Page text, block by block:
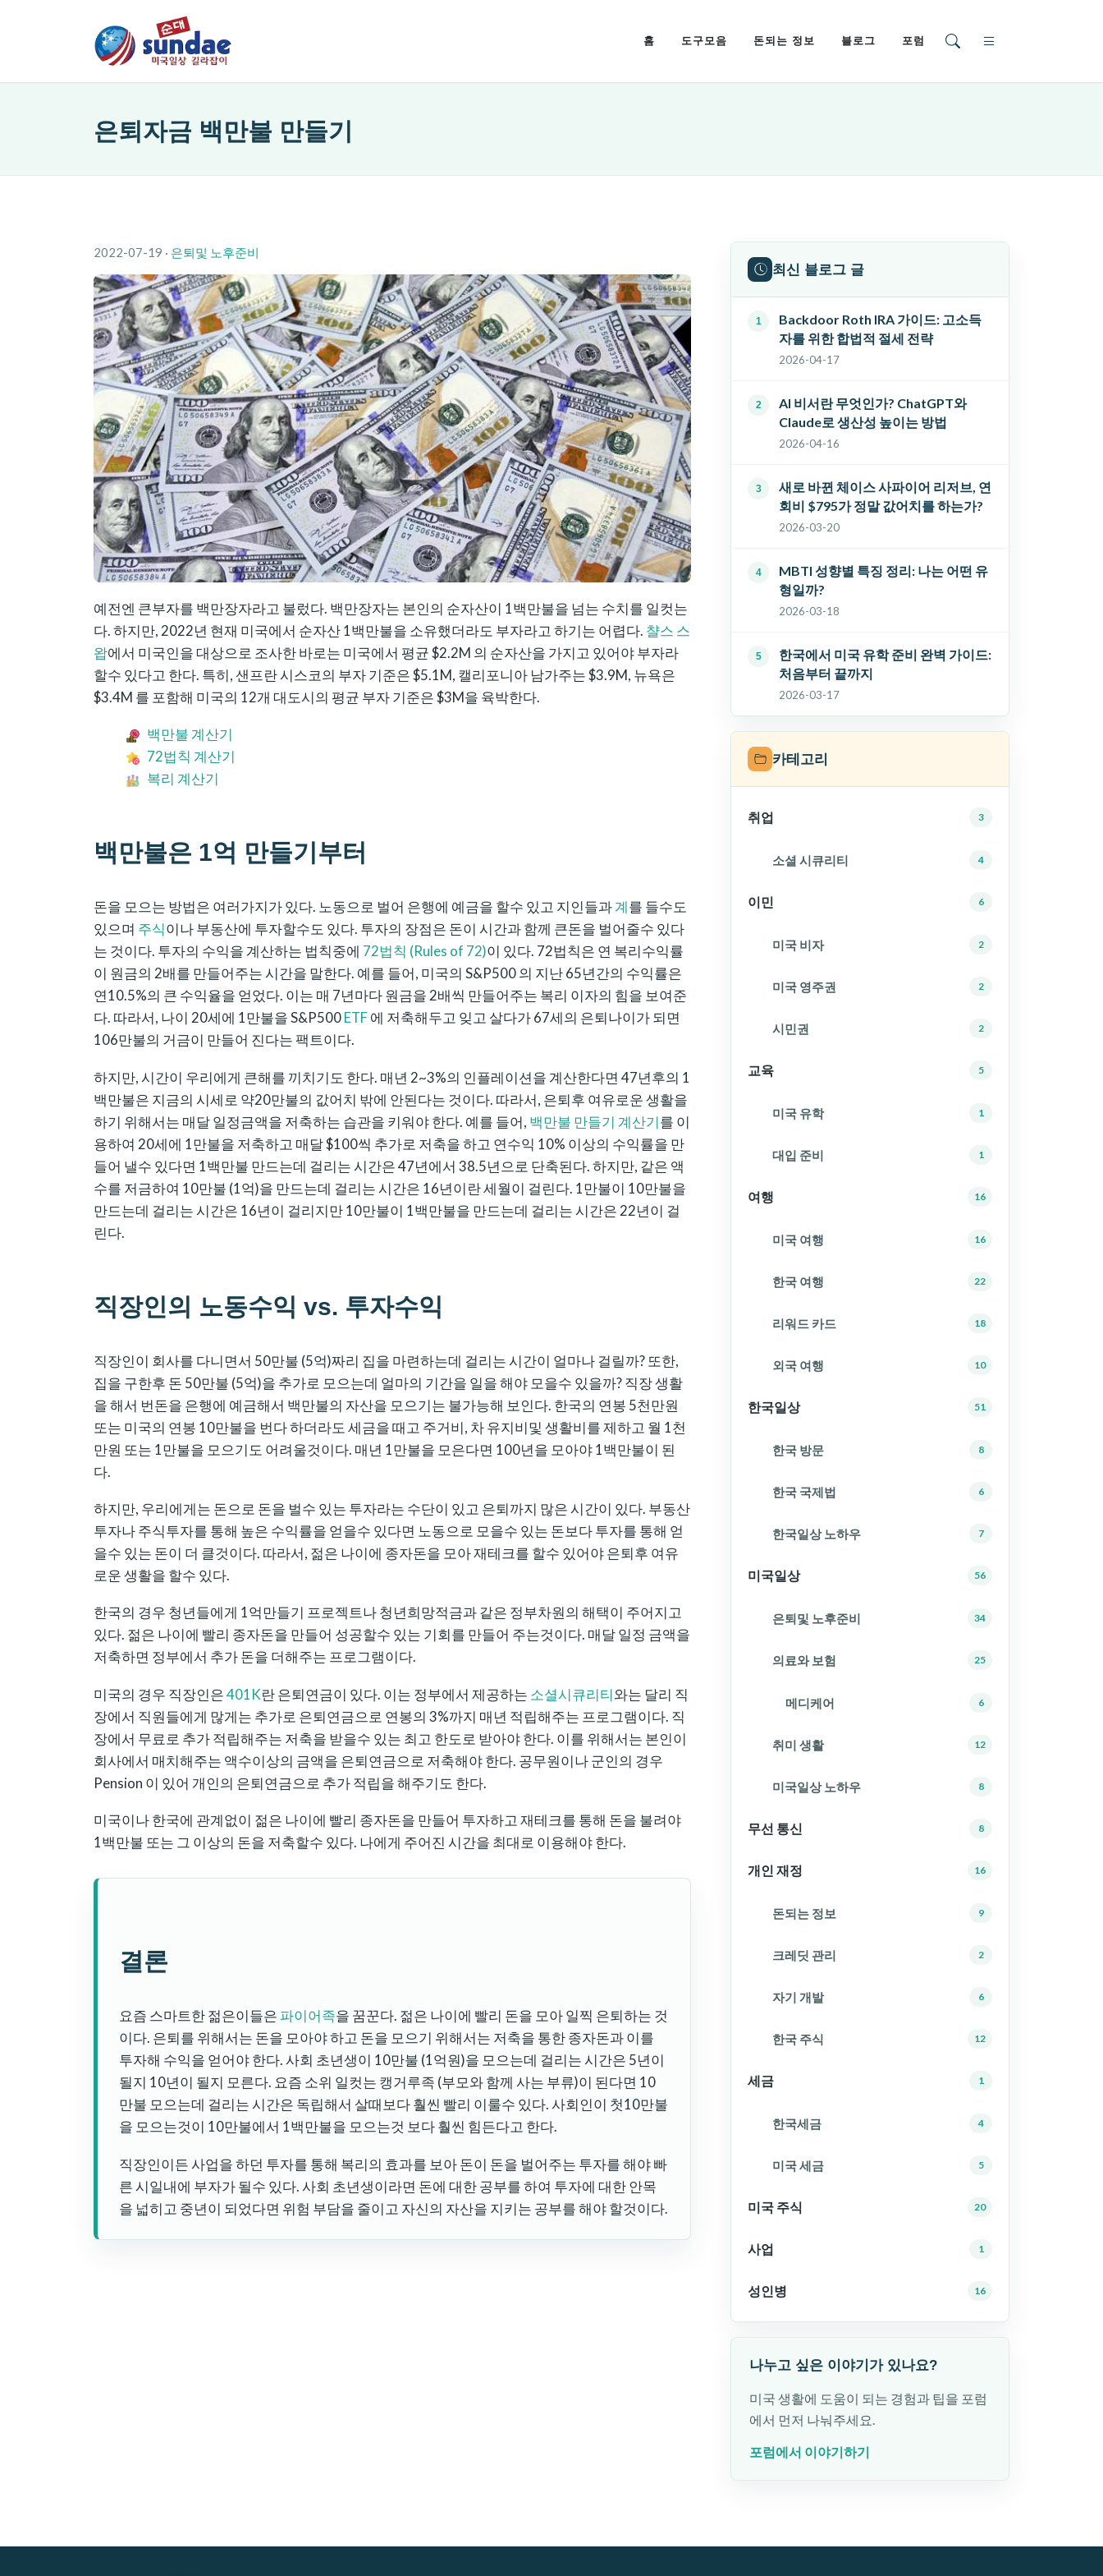
홈 도구모음 돈되는 정보 블로그 포럼
은퇴자금 백만불 만들기
2022-07-19 · 은퇴및 노후준비
예전엔 큰부자를 백만장자라고 불렀다. 백만장자는 본인의 순자산이 1백만불을 넘는 수치를 일컷는
다. 하지만, 2022년 현재 미국에서 순자산 1백만불을 소유했더라도 부자라고 하기는 어렵다. 챨스 스
왑에서 미국인을 대상으로 조사한 바로는 미국에서 평균 $2.2M 의 순자산을 가지고 있어야 부자라
할수 있다고 한다. 특히, 샌프란 시스코의 부자 기준은 $5.1M, 캘리포니아 남가주는 $3.9M, 뉴욕은
$3.4M 를 포함해 미국의 12개 대도시의 평균 부자 기준은 $3M을 육박한다.
백만불 계산기
72법칙 계산기
복리 계산기
백만불은 1억 만들기부터
돈을 모으는 방법은 여러가지가 있다. 노동으로 벌어 은행에 예금을 할수 있고 지인들과계를 들수도
있으며 주식이나 부동산에 투자할수도 있다. 투자의 장점은 돈이 시간과 함께 큰돈을 벌어줄수 있다
는 것이다. 투자의 수익을 계산하는 법칙중에 72법칙 (Rules of 72)이 있다. 72법칙은 연 복리수익률
이 원금의 2배를 만들어주는 시간을 말한다. 예를 들어, 미국의 S&P500 의 지난 65년간의 수익률은
연10.5%의 큰 수익율을 얻었다. 이는 매 7년마다 원금을 2배씩 만들어주는 복리 이자의 힘을 보여준
다. 따라서, 나이 20세에 1만불을 S&P500ETF에 저축해두고 잊고 살다가 67세의 은퇴나이가 되면
106만불의 거금이 만들어 진다는 팩트이다.
하지만, 시간이 우리에게 큰해를 끼치기도 한다. 매년 2~3%의 인플레이션을 계산한다면 47년후의 1
백만불은 지금의 시세로 약20만불의 값어치 밖에 안된다는 것이다. 따라서, 은퇴후 여유로운 생활을
하기 위해서는 매달 일정금액을 저축하는 습관을 키워야 한다. 예를 들어, 백만불 만들기 계산기를 이
용하여 20세에 1만불을 저축하고 매달 $100씩 추가로 저축을 하고 연수익 10% 이상의 수익률을 만
들어 낼수 있다면 1백만불 만드는데 걸리는 시간은 47년에서 38.5년으로 단축된다. 하지만, 같은 액
수를 저금하여 10만불 (1억)을 만드는데 걸리는 시간은 16년이란 세월이 걸린다. 1만불이 10만불을
만드는데 걸리는 시간은 16년이 걸리지만 10만불이 1백만불을 만드는데 걸리는 시간은 22년이 걸
린다.
직장인의 노동수익 vs. 투자수익
직장인이 회사를 다니면서 50만불 (5억)짜리 집을 마련하는데 걸리는 시간이 얼마나 걸릴까? 또한,
집을 구한후 돈 50만불 (5억)을 추가로 모으는데 얼마의 기간을 일을 해야 모을수 있을까? 직장 생활
을 해서 번돈을 은행에 예금해서 백만불의 자산을 모으기는 불가능해 보인다. 한국의 연봉 5천만원
또는 미국의 연봉 10만불을 번다 하더라도 세금을 때고 주거비, 차 유지비및 생활비를 제하고 월 1천
만원 또는 1만불을 모으기도 어려울것이다. 매년 1만불을 모은다면 100년을 모아야 1백만불이 된
다.
하지만, 우리에게는 돈으로 돈을 벌수 있는 투자라는 수단이 있고 은퇴까지 많은 시간이 있다. 부동산
투자나 주식투자를 통해 높은 수익률을 얻을수 있다면 노동으로 모을수 있는 돈보다 투자를 통해 얻
을수 있는 돈이 더 클것이다. 따라서, 젊은 나이에 종자돈을 모아 재테크를 할수 있어야 은퇴후 여유
로운 생활을 할수 있다.
한국의 경우 청년들에게 1억만들기 프로젝트나 청년희망적금과 같은 정부차원의 해택이 주어지고
있다. 젊은 나이에 빨리 종자돈을 만들어 성공할수 있는 기회를 만들어 주는것이다. 매달 일정 금액을
저축하면 정부에서 추가 돈을 더해주는 프로그램이다.
미국의 경우 직장인은401K란 은퇴연금이 있다. 이는 정부에서 제공하는 소셜시큐리티와는 달리 직
장에서 직원들에게 많게는 추가로 은퇴연금으로 연봉의 3%까지 매년 적립해주는 프로그램이다. 직
장에서 무료로 추가 적립해주는 저축을 받을수 있는 최고 한도로 받아야 한다. 이를 위해서는 본인이
회사에서 매치해주는 액수이상의 금액을 은퇴연금으로 저축해야 한다. 공무원이나 군인의 경우
Pension 이 있어 개인의 은퇴연금으로 추가 적립을 해주기도 한다.
미국이나 한국에 관계없이 젊은 나이에 빨리 종자돈을 만들어 투자하고 재테크를 통해 돈을 불려야
1백만불 또는 그 이상의 돈을 저축할수 있다. 나에게 주어진 시간을 최대로 이용해야 한다.
결론
요즘 스마트한 젊은이들은 파이어족을 꿈꾼다. 젊은 나이에 빨리 돈을 모아 일찍 은퇴하는 것
이다. 은퇴를 위해서는 돈을 모아야 하고 돈을 모으기 위해서는 저축을 통한 종자돈과 이를
투자해 수익을 얻어야 한다. 사회 초년생이 10만불 (1억원)을 모으는데 걸리는 시간은 5년이
될지 10년이 될지 모른다. 요즘 소위 일컷는 캥거루족 (부모와 함께 사는 부류)이 된다면 10
만불 모으는데 걸리는 시간은 독립해서 살때보다 훨씬 빨리 이룰수 있다. 사회인이 첫10만불
을 모으는것이 10만불에서 1백만불을 모으는것 보다 훨씬 힘든다고 한다.
직장인이든 사업을 하던 투자를 통해 복리의 효과를 보아 돈이 돈을 벌어주는 투자를 해야 빠
른 시일내에 부자가 될수 있다. 사회 초년생이라면 돈에 대한 공부를 하여 투자에 대한 안목
을 넓히고 중년이 되었다면 위험 부담을 줄이고 자신의 자산을 지키는 공부를 해야 할것이다.
최신 블로그 글
Backdoor Roth IRA 가이드: 고소득
자를 위한 합법적 절세 전략
2026-04-17
AI 비서란 무엇인가? ChatGPT와
Claude로 생산성 높이는 방법
2026-04-16
새로 바뀐 체이스 사파이어 리저브, 연
회비 $795가 정말 값어치를 하는가?
2026-03-20
MBTI 성향별 특징 정리: 나는 어떤 유
형일까?
2026-03-18
한국에서 미국 유학 준비 완벽 가이드:
처음부터 끝까지
2026-03-17
카테고리
취업 3
소셜 시큐리티 4
이민 6
미국 비자 2
미국 영주권 2
시민권 2
교육 5
미국 유학 1
대입 준비 1
여행 16
미국 여행 16
한국 여행 22
리워드 카드 18
외국 여행 10
한국일상 51
한국 방문 8
한국 국제법 6
한국일상 노하우 7
미국일상 56
은퇴및 노후준비 34
의료와 보험 25
메디케어 6
취미 생활 12
미국일상 노하우 8
무선 통신 8
개인 재정 16
돈되는 정보 9
크레딧 관리 2
자기 개발 6
한국 주식 12
세금 1
한국세금 4
미국 세금 5
미국 주식 20
사업 1
성인병 16
나누고 싶은 이야기가 있나요?
미국 생활에 도움이 되는 경험과 팁을 포럼
에서 먼저 나눠주세요.
포럼에서 이야기하기